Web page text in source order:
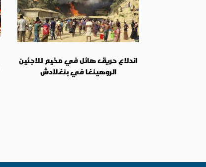
اندلاع حريق هائل في مخيم للاجئين
الروهينغا في بنغلادش